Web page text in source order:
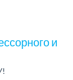
и